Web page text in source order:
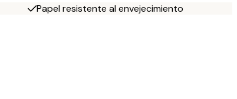
Papel resistente al envejecimiento